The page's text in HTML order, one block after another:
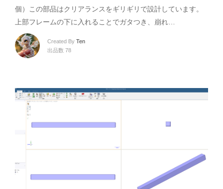
個）この部品はクリアランスをギリギリで設計しています。
上部フレームの下に入れることでガタつき、崩れ…
Created By Ten
出品数 78